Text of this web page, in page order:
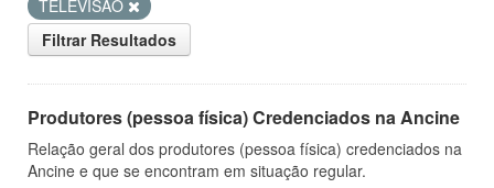
TELEVISÃO
Filtrar Resultados
Produtores (pessoa física) Credenciados na Ancine
Relação geral dos produtores (pessoa física) credenciados na
Ancine e que se encontram em situação regular.